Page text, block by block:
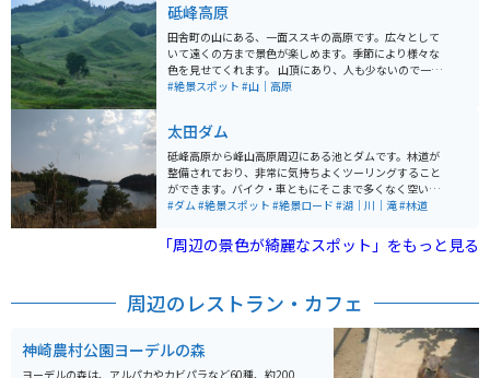
砥峰高原
田舎町の山にある、一面ススキの高原です。広々として
いて遠くの方まで景色が楽しめます。季節により様々な
色を見せてくれます。 山頂にあり、人も少ないので一人
でのんびりしたい、ゆっくりしたい時にはオススメで
#絶景スポット #山｜高原
太田ダム
砥峰高原から峰山高原周辺にある池とダムです。林道が
整備されており、非常に気持ちよくツーリングすること
ができます。バイク・車ともにそこまで多くなく空いて
いる場所です。人は少なく、解放された自然が魅力で
#ダム#絶景スポット #絶景ロード #湖｜川｜滝#林道
「周辺の景色が綺麗なスポット」をもっと見る
周辺のレストラン・カフェ
神崎農村公園ヨーデルの森
ヨーデルの森は、アルパカやカビパラなど60種、約200